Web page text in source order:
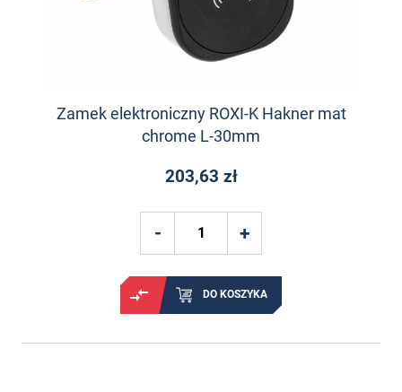
Zamek elektroniczny ROXI-K Hakner mat
chrome L-30mm
203,63 zł
DO KOSZYKA